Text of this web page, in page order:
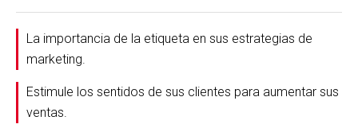
La importancia de la etiqueta en sus estrategias de
marketing.
Estimule los sentidos de sus clientes para aumentar sus
ventas.